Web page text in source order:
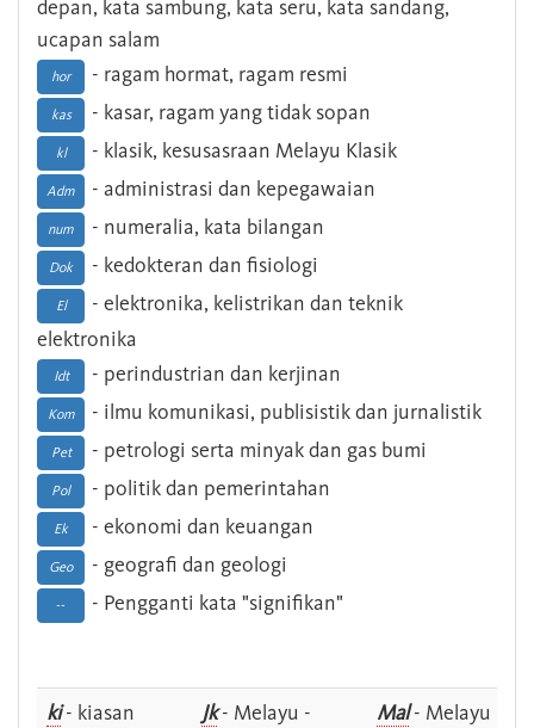
depan, kata sambung, kata seru, kata sandang,
ucapan salam
hor - ragam hormat, ragam resmi
kas - kasar, ragam yang tidak sopan
kl - klasik, kesusasraan Melayu Klasik
Adm - administrasi dan kepegawaian
num - numeralia, kata bilangan
Dok - kedokteran dan fisiologi
El
- elektronika, kelistrikan dan teknik
elektronika
Idt - perindustrian dan kerjinan
Kom - ilmu komunikasi, publisistik dan jurnalistik
Pet - petrologi serta minyak dan gas bumi
Pol - politik dan pemerintahan
Ek - ekonomi dan keuangan
Geo - geografi dan geologi
-- - Pengganti kata "signifikan"
ki- kiasan Jk- Melayu -
Mal- Melayu -